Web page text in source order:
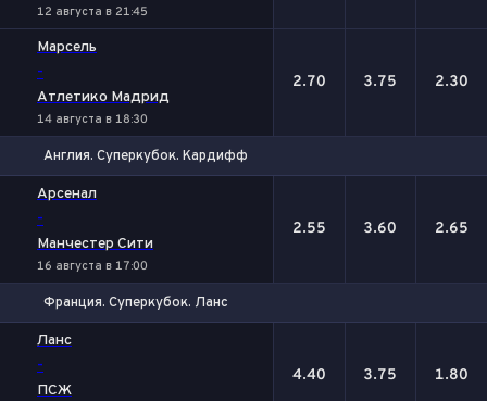
12 августа в 21:45
Марсель
-
Атлетико Мадрид
14 августа в 18:30
2.70 3.75 2.30
Англия. Суперкубок. Кардифф
Арсенал
-
Манчестер Сити
16 августа в 17:00
2.55 3.60 2.65
Франция. Суперкубок. Ланс
Ланс
-
ПСЖ
4.40 3.75 1.80